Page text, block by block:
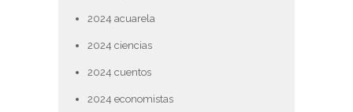
2024 acuarela
2024 ciencias
2024 cuentos
2024 economistas